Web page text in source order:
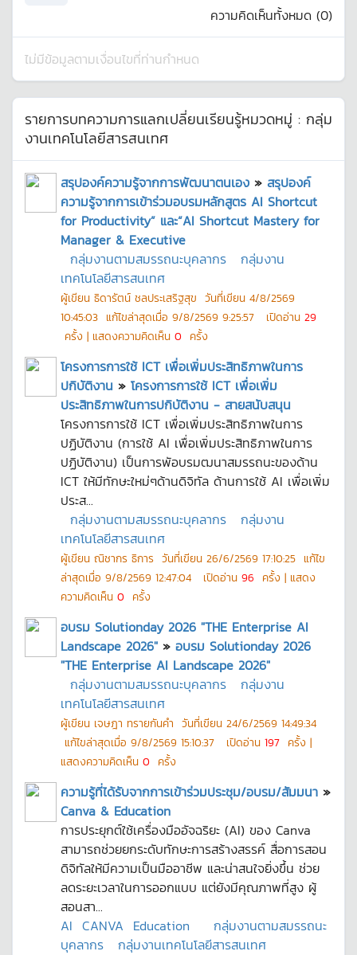
ความคิดเห็นทั้งหมด (0)
ไม่มีข้อมูลตามเงื่อนไขที่ท่านกำหนด
รายการบทความการแลกเปลี่ยนเรียนรู้หมวดหมู่ : กลุ่ม
งานเทคโนโลยีสารสนเทศ
สรุปองค์ความรู้จากการพัฒนาตนเอง » สรุปองค์
ความรู้จากการเข้าร่วมอบรมหลักสูตร AI Shortcut
for Productivity” และ“AI Shortcut Mastery for
Manager & Executive
กลุ่มงานตามสมรรถนะบุคลากร
กลุ่มงาน
เทคโนโลยีสารสนเทศ
ผู้เขียน ธิดารัตน์ ชลประเสริฐสุข วันที่เขียน 4/8/2569
10:45:03 แก้ไขล่าสุดเมื่อ 9/8/2569 9:25:57 เปิดอ่าน 29
ครั้ง | แสดงความคิดเห็น 0 ครั้ง
โครงการการใช้ ICT เพื่อเพิ่มประสิทธิภาพในการ
ปกิบัติงาน » โครงการการใช้ ICT เพื่อเพิ่ม
ประสิทธิภาพในการปกิบัติงาน - สายสนับสนุน
โครงการการใช้ ICT เพื่อเพิ่มประสิทธิภาพในการ
ปฏิบัติงาน (การใช้ AI เพื่อเพิ่มประสิทธิภาพในการ
ปฏิบัติงาน) เป็นการพัอบรมฒนาสมรรถนะของด้าน
ICT ให้มีทักษะใหม่ๆด้านดิจิทัล ด้านการใช้ AI เพื่อเพิ่ม
ประส...
กลุ่มงานตามสมรรถนะบุคลากร
กลุ่มงาน
เทคโนโลยีสารสนเทศ
ผู้เขียน ณิชากร ธิการ วันที่เขียน 26/6/2569 17:10:25 แก้ไข
ล่าสุดเมื่อ 9/8/2569 12:47:04 เปิดอ่าน 96 ครั้ง | แสดง
ความคิดเห็น 0 ครั้ง
อบรม Solutionday 2026 "THE Enterprise AI
Landscape 2026" » อบรม Solutionday 2026
"THE Enterprise AI Landscape 2026"
กลุ่มงานตามสมรรถนะบุคลากร
กลุ่มงาน
เทคโนโลยีสารสนเทศ
ผู้เขียน เจษฎา ทรายกันคำ วันที่เขียน 24/6/2569 14:49:34
แก้ไขล่าสุดเมื่อ 9/8/2569 15:10:37 เปิดอ่าน 197 ครั้ง |
แสดงความคิดเห็น 0 ครั้ง
ความรู้ที่ได้รับจากการเข้าร่วมประชุม/อบรม/สัมมนา »
Canva & Education
การประยุกต์ใช้เครื่องมืออัจฉริยะ (AI) ของ Canva
สามารถช่วยยกระดับทักษะการสร้างสรรค์ สื่อการสอน
ดิจิทัลให้มีความเป็นมืออาชีพ และน่าสนใจยิ่งขึ้น ช่วย
ลดระยะเวลาในการออกแบบ แต่ยังมีคุณภาพที่สูง ผู้
สอนสา...
AI CANVA Education
กลุ่มงานตามสมรรถนะ
บุคลากร
กลุ่มงานเทคโนโลยีสารสนเทศ